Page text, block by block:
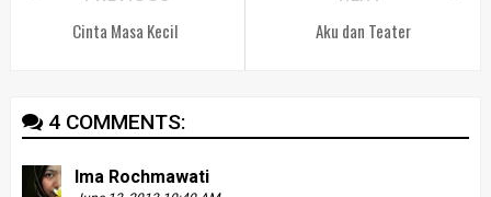
Aku dan Teater
Cinta Masa Kecil
4 COMMENTS:
Ima Rochmawati